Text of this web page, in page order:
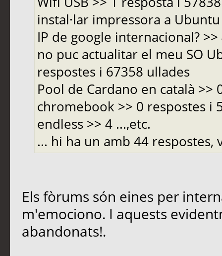
instal·lar impressora a
IP de google internacional?
no puc actualitar el meu SO
respostes i 67358 ullades
Pool de Cardano en català >>
chromebook >> 0 respostes i
endless >> 4 ...,etc.
... hi ha un amb 44 respostes,
Els fòrums són eines per
m'emociono. I aquests
abandonats!.